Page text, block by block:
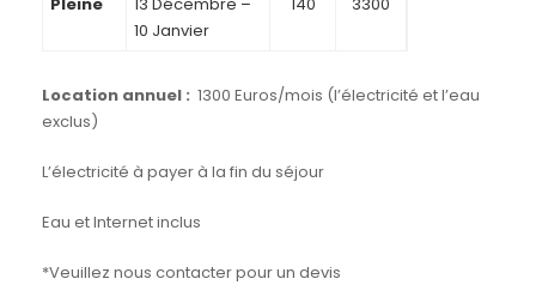
10 Janvier
Location annuel : 1300 Euros/mois (l’électricité et l’eau
exclus)
L’électricité à payer à la fin du séjour
Eau et Internet inclus
*Veuillez nous contacter pour un devis